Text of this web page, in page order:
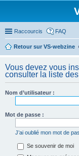
Raccourcis FAQ
Retour sur VS-webzine
Vous devez vous
consulter la liste
Nom d’utilisateur :
Mot de passe :
J’ai oublié mon mot de
Se souvenir de moi